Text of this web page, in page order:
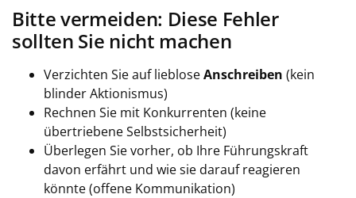
Bitte vermeiden: Diese Fehler
sollten Sie nicht machen
Verzichten Sie auf liebloseAnschreiben (kein
blinder Aktionismus)
Rechnen Sie mit Konkurrenten (keine
übertriebene Selbstsicherheit)
Überlegen Sie vorher, ob Ihre Führungskraft
davon erfährt und wie sie darauf reagieren
könnte (offene Kommunikation)